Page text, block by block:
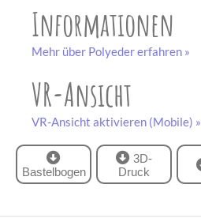
Informationen
Mehr über Polyeder erfahren »
VR-Ansicht
VR-Ansicht aktivieren (Mobile) »
Bastelbogen
3D-
Druck